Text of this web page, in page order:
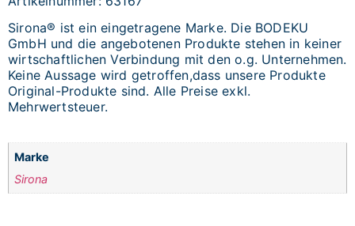
Sirona® ist ein eingetragene Marke. Die BODEKU
GmbH und die angebotenen Produkte stehen in keiner
wirtschaftlichen Verbindung mit den o.g. Unternehmen.
Keine Aussage wird getroffen,dass unsere Produkte
Original-Produkte sind. Alle Preise exkl.
Mehrwertsteuer.
Marke
Sirona